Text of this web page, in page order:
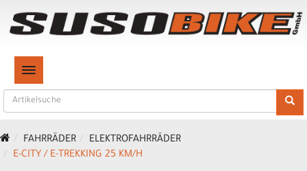
TOGGLE NAVIGATION
FAHRRÄDER
ELEKTROFAHRRÄDER
E-CITY / E-TREKKING 25 KM/H